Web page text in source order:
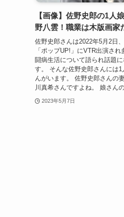
【画像】佐野史郎の1人
野八雲！職業は木版画家
佐野史郎さんは2022年5月2日
「ポップUP!」にVTR出演さ
闘病生活について語られ話題に
す。 そんな佐野史郎さんには1
んがいます。 佐野史郎さんの
川真希さんですよね。 娘さん
2023年5月7日